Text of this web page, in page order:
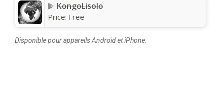
KongoLisolo
Price: Free
Disponible pour appareils Android et iPhone.